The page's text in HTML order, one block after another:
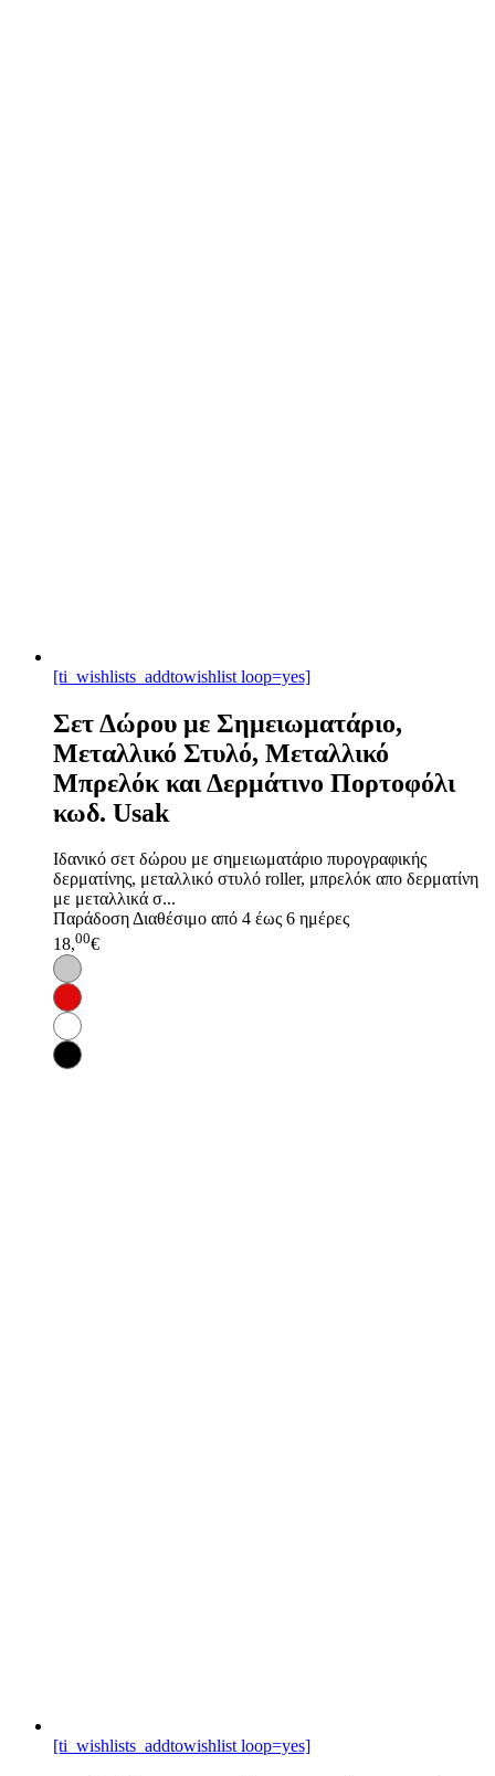
[ti_wishlists_addtowishlist loop=yes]
Σετ Δώρου με Σημειωματάριο,
Μεταλλικό Στυλό, Μεταλλικό
Μπρελόκ και Δερμάτινο Πορτοφόλι
κωδ. Usak
Ιδανικό σετ δώρου με σημειωματάριο πυρογραφικής
δερματίνης, μεταλλικό στυλό roller, μπρελόκ απο δερματίνη
με μεταλλικά σ...
ΠαράδοσηΔιαθέσιμο από 4 έως 6 ημέρες
18,00€
[ti_wishlists_addtowishlist loop=yes]